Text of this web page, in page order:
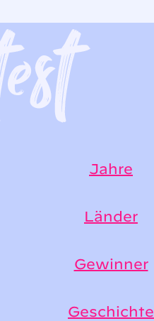
Jahre
Länder
Gewinner
Geschichte